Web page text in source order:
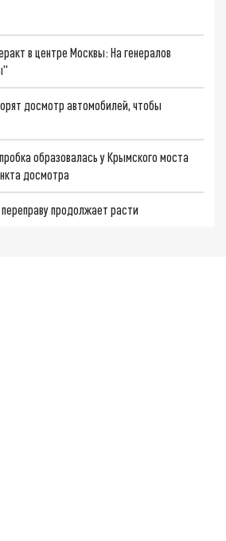
в центре Москвы: На генералов
досмотр автомобилей, чтобы
образовалась у Крымского моста
досмотра
продолжает расти